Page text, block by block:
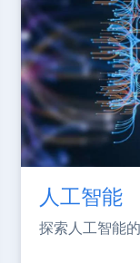
人工智能
探索人工智能